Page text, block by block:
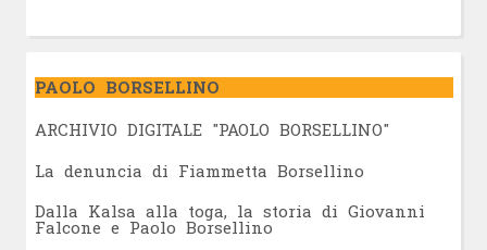
PAOLO BORSELLINO
ARCHIVIO DIGITALE "PAOLO BORSELLINO"
La denuncia di Fiammetta Borsellino
Dalla Kalsa alla toga, la storia di Giovanni
Falcone e Paolo Borsellino